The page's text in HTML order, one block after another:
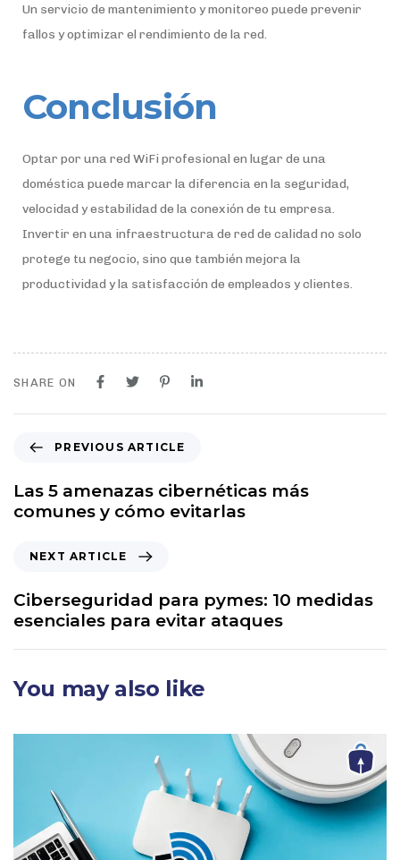
Un servicio de mantenimiento y monitoreo puede prevenir
fallos y optimizar el rendimiento de la red.
Conclusión
Optar por una red WiFi profesional en lugar de una
doméstica puede marcar la diferencia en la seguridad,
velocidad y estabilidad de la conexión de tu empresa.
Invertir en una infraestructura de red de calidad no solo
protege tu negocio, sino que también mejora la
productividad y la satisfacción de empleados y clientes.
SHARE ON
PREVIOUS ARTICLE
Las 5 amenazas cibernéticas más
comunes y cómo evitarlas
NEXT ARTICLE
Ciberseguridad para pymes: 10 medidas
esenciales para evitar ataques
You may also like